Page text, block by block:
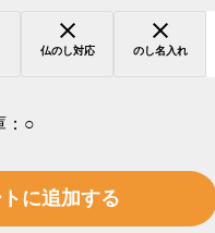
仏のし対応 のし名入れ
○
に追加する